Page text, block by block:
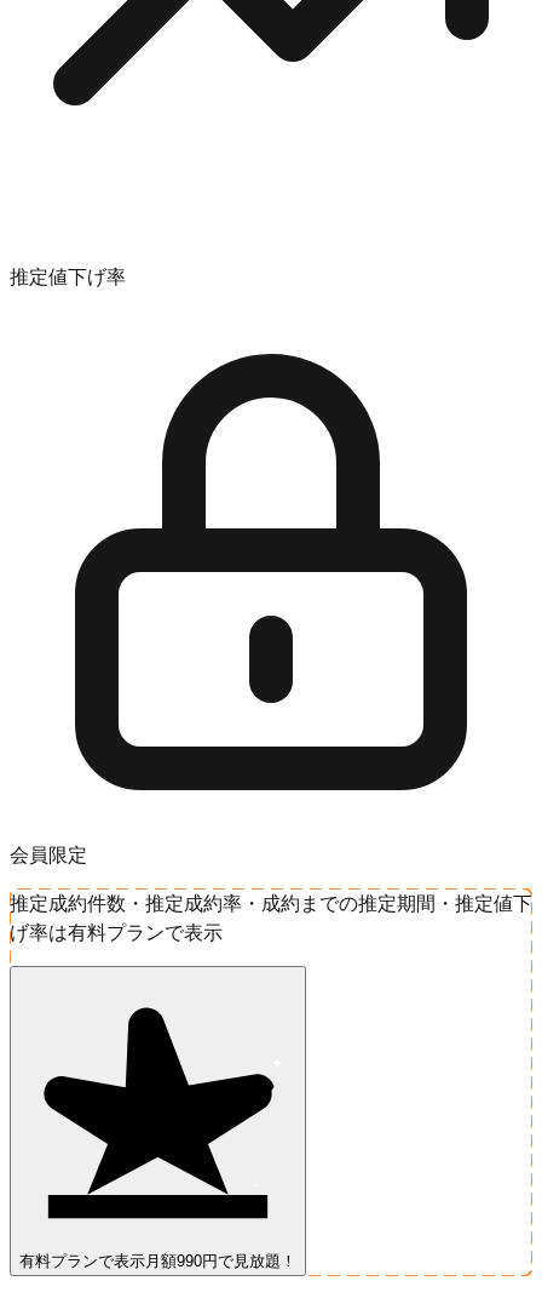
推定値下げ率
会員限定
推定成約件数・推定成約率・成約までの推定期間・推定値下
げ率は有料プランで表示
有料プランで表示 月額990円で見放題！